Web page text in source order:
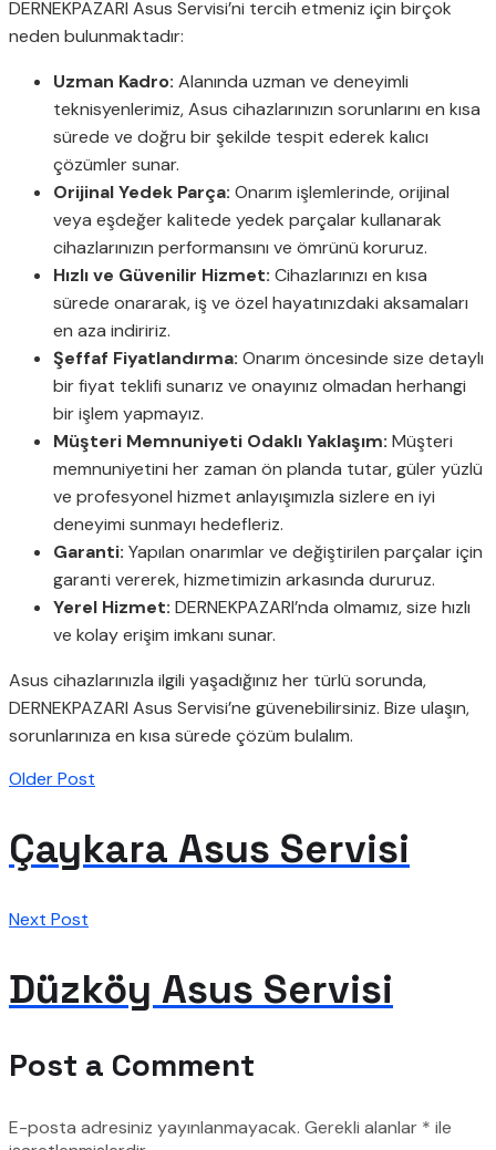
DERNEKPAZARI Asus Servisi’ni tercih etmeniz için birçok
neden bulunmaktadır:
Uzman Kadro: Alanında uzman ve deneyimli
teknisyenlerimiz, Asus cihazlarınızın sorunlarını en kısa
sürede ve doğru bir şekilde tespit ederek kalıcı
çözümler sunar.
Orijinal Yedek Parça: Onarım işlemlerinde, orijinal
veya eşdeğer kalitede yedek parçalar kullanarak
cihazlarınızın performansını ve ömrünü koruruz.
Hızlı ve Güvenilir Hizmet: Cihazlarınızı en kısa
sürede onararak, iş ve özel hayatınızdaki aksamaları
en aza indiririz.
Şeffaf Fiyatlandırma: Onarım öncesinde size detaylı
bir fiyat teklifi sunarız ve onayınız olmadan herhangi
bir işlem yapmayız.
Müşteri Memnuniyeti Odaklı Yaklaşım: Müşteri
memnuniyetini her zaman ön planda tutar, güler yüzlü
ve profesyonel hizmet anlayışımızla sizlere en iyi
deneyimi sunmayı hedefleriz.
Garanti: Yapılan onarımlar ve değiştirilen parçalar için
garanti vererek, hizmetimizin arkasında dururuz.
Yerel Hizmet: DERNEKPAZARI’nda olmamız, size hızlı
ve kolay erişim imkanı sunar.
Asus cihazlarınızla ilgili yaşadığınız her türlü sorunda,
DERNEKPAZARI Asus Servisi’ne güvenebilirsiniz. Bize ulaşın,
sorunlarınıza en kısa sürede çözüm bulalım.
Older Post
Çaykara Asus Servisi
Next Post
Düzköy Asus Servisi
Post a Comment
E-posta adresiniz yayınlanmayacak. Gerekli alanlar * ile